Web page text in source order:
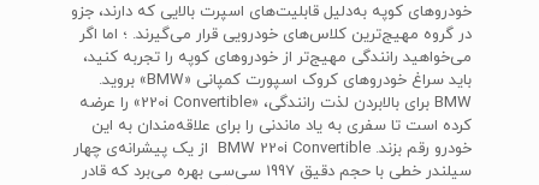
خودروهای کوپه به‌دلیل قابلیت‌های اسپرت بالایی که دارند، جزو
در گروه مهیج‌ترین کلاس‌های خودرویی قرار می‌گیرند. ؛ اما اگر
می‌خواهید رانندگی مهیج‌تر از خودروهای کوپه را تجربه کنید،
باید سراغ خودروهای کروک اسپورت کمپانی «BMW» بروید.
BMW برای بالابردن لذت رانندگی، «220i Convertible» را عرضه
کرده است تا سفری به‌ یاد ماندنی را برای علاقه‌مندان به این
خودرو رقم بزند. BMW 220i Convertible از یک پیشرانه‌ی چهار
سیلندر خطی با حجم دقیق 1997 سی‌سی بهره می‌برد که قادر